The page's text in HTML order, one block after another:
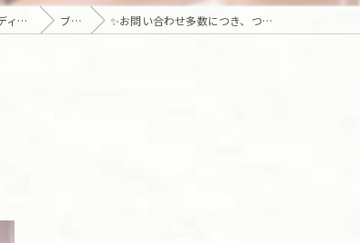
東京の高級出張・訪問｜マッサージ・エステ・オンライン心理カウンセリング｜六本木・麻布・赤坂・青山・白金・港区・東京23区｜アロマオイルとディープリンパで贅沢なひとときを「Camellia Tokyo（カメリア東京）」 ブログ ✨お問い合わせ多数につき、ついにメニュー化❣️